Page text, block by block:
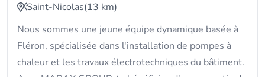
Saint-Nicolas(13 km)
Nous sommes une jeune équipe dynamique basée à
Fléron, spécialisée dans l'installation de pompes à
chaleur et les travaux électrotechniques du bâtiment.